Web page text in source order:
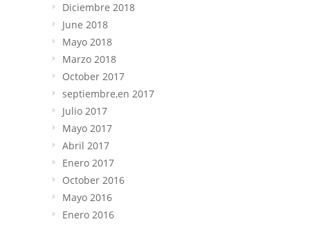
Diciembre 2018
June 2018
Mayo 2018
Marzo 2018
October 2017
septiembre,en 2017
Julio 2017
Mayo 2017
Abril 2017
Enero 2017
October 2016
Mayo 2016
Enero 2016